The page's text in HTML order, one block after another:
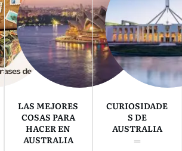
LAS MEJORES
COSAS PARA
HACER EN
AUSTRALIA
CURIOSIDADE
S DE
AUSTRALIA